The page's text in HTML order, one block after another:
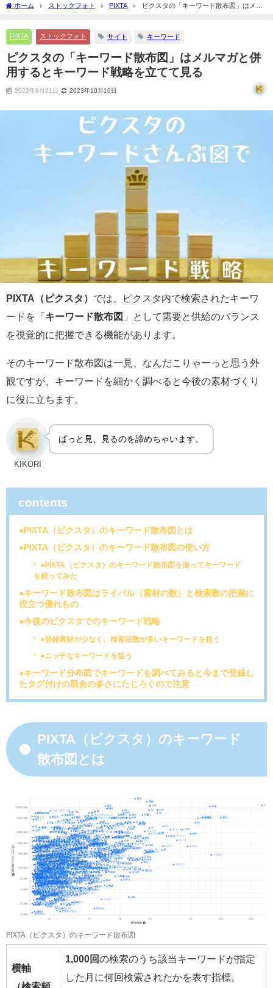
ホーム ストックフォト PIXTA
ピクスタの「キーワード散布図」はメル
PIXTA ストックフォト サイト キーワード
ピクスタの「キーワード散布図」はメルマガと併
用するとキーワード戦略を立てて見る
2022年9月21日 2023年10月10日
PIXTA（ピクスタ） では、ピクスタ内で検索されたキーワ
ードを「 キーワード散布図 」として需要と供給のバランス
を視覚的に把握できる機能があります。
そのキーワード散布図は一見、なんだこりゃーっと思う外
観ですが、キーワードを細かく調べると今後の素材づくり
に役に立ちます。
KIKORI
ぱっと見、見るのを諦めちゃいます。
contents
●PIXTA（ピクスタ）のキーワード散布図とは
●PIXTA（ピクスタ）のキーワード散布図の使い方
●PIXTA（ピクスタ）のキーワード散布図を使ってキーワード
を絞ってみた
●キーワード散布図はライバル（素材の数）と検索数の把握に
役立つ優れもの
●今後のピクスタでのキーワード戦略
●登録素材が少なく、検索回数が多いキーワードを狙う
●ニッチなキーワードを狙う
●キーワード分布図でキーワードを調べてみると今まで登録し
たタグ付けの競合の多さにたじろぐので注意
PIXTA（ピクスタ）のキーワード
散布図とは
PIXTA（ピクスタ）のキーワード散布図
横軸
1,000回の検索のうち該当キーワードが指定
した月に何回検索されたかを表す指標。